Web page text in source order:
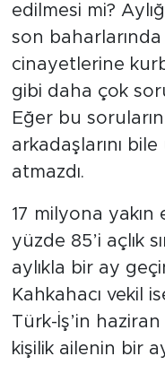
edilmesi mi?
son baharlarında
cinayetlerine
gibi daha çok
Eğer bu
arkadaşlarını
atmazdı.
17 milyona
yüzde 85’i açlık
aylıkla bir ay
Kahkahacı vekil
Türk-İş’in
kişilik ailenin bir